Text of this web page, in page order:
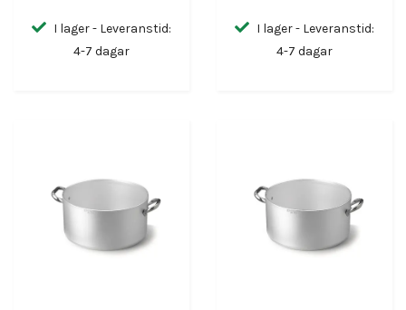
I lager - Leveranstid:
4-7 dagar
I lager - Leveranstid:
4-7 dagar